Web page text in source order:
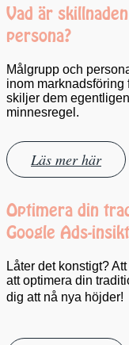
Vad är
persona?
Målgrupp och
inom marknadsföring
skiljer dem
minnesregel.
Läs mer här
Optimera din
Google Ads-
Låter det konstigt?
att optimera din
dig att nå nya